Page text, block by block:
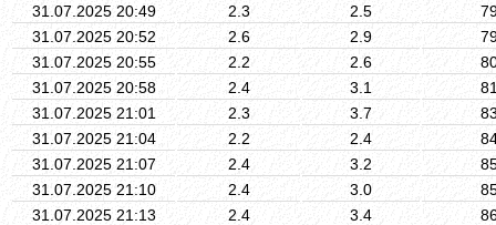
31.07.2025 20:49
2.3 2.5
31.07.2025 20:52
2.6 2.9
31.07.2025 20:55
2.2 2.6
31.07.2025 20:58
2.4 3.1
31.07.2025 21:01
2.3 3.7
31.07.2025 21:04
2.2 2.4
31.07.2025 21:07
2.4 3.2
31.07.2025 21:10
2.4 3.0
31.07.2025 21:13
2.4 3.4